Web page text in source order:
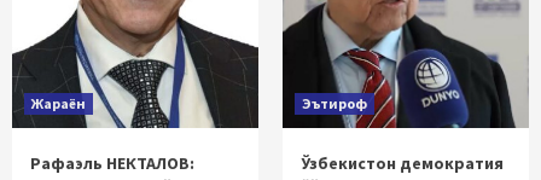
Жараён
Рафаэль НЕКТАЛОВ:
Эътироф
Ўзбекистон демократия